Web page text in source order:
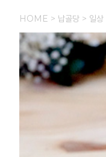
HOME > 납골당 > 일상